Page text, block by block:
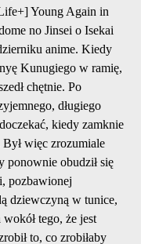
Young Again in
no Jinsei o Isekai
anime. Kiedy
Kunugiego w ramię,
chętnie. Po
długiego
kiedy zamknie
więc zrozumiale
ponownie obudził się
pozbawionej
dziewczyną w tunice,
tego, że jest
to, co zrobiłaby